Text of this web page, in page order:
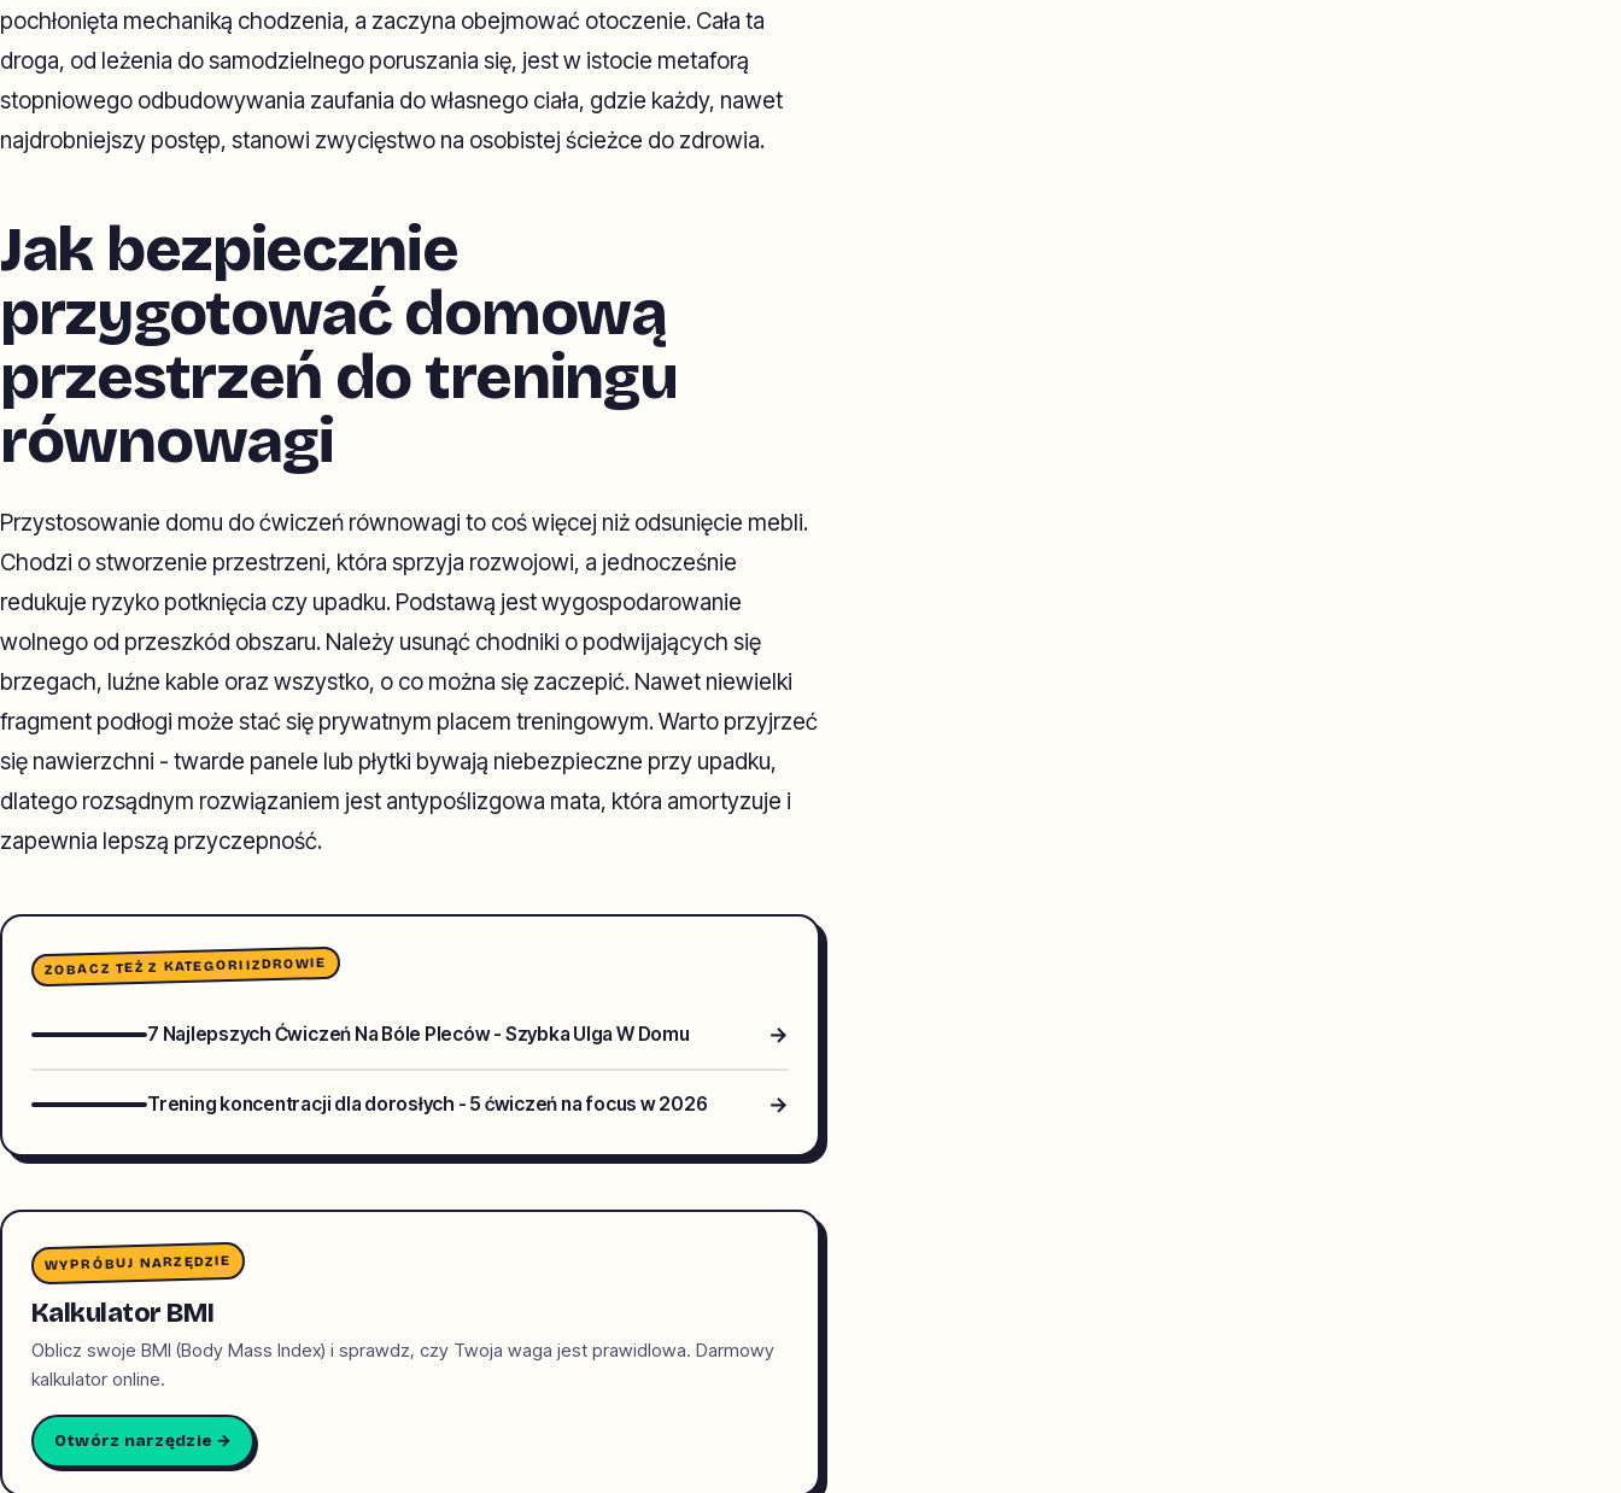
pochłonięta mechaniką chodzenia, a zaczyna obejmować otoczenie. Cała ta
droga, od leżenia do samodzielnego poruszania się, jest w istocie metaforą
stopniowego odbudowywania zaufania do własnego ciała, gdzie każdy, nawet
najdrobniejszy postęp, stanowi zwycięstwo na osobistej ścieżce do zdrowia.
Jak bezpiecznie
przygotować domową
przestrzeń do treningu
równowagi
Przystosowanie domu do ćwiczeń równowagi to coś więcej niż odsunięcie mebli.
Chodzi o stworzenie przestrzeni, która sprzyja rozwojowi, a jednocześnie
redukuje ryzyko potknięcia czy upadku. Podstawą jest wygospodarowanie
wolnego od przeszkód obszaru. Należy usunąć chodniki o podwijających się
brzegach, luźne kable oraz wszystko, o co można się zaczepić. Nawet niewielki
fragment podłogi może stać się prywatnym placem treningowym. Warto przyjrzeć
się nawierzchni - twarde panele lub płytki bywają niebezpieczne przy upadku,
dlatego rozsądnym rozwiązaniem jest antypoślizgowa mata, która amortyzuje i
zapewnia lepszą przyczepność.
ZOBACZ TEŻ Z KATEGORIIZDROWIE
7 Najlepszych Ćwiczeń Na Bóle Pleców - Szybka Ulga W Domu →
Trening koncentracji dla dorosłych - 5 ćwiczeń na focus w 2026 →
WYPRÓBUJ NARZĘDZIE
Kalkulator BMI
Oblicz swoje BMI (Body Mass Index) i sprawdz, czy Twoja waga jest prawidlowa. Darmowy
kalkulator online.
Otwórz narzędzie →